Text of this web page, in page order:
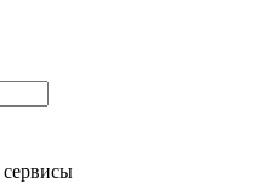
сервисы